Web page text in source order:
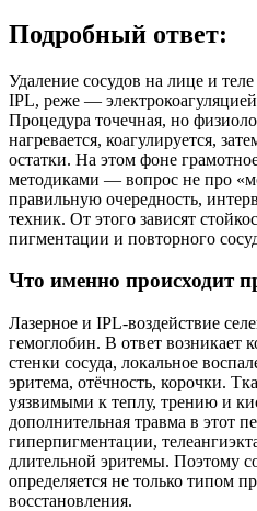
Подробный ответ:
Удаление сосудов на лице и
IPL, реже —
Процедура точечная, но
нагревается, коагулируется,
остатки. На этом фоне
методиками — вопрос не про
правильную очередность,
техник. От этого зависят
пигментации и повторного
Что именно происходит
Лазерное и IPL-воздействие
гемоглобин. В ответ возникает
стенки сосуда, локальное
эритема, отёчность, корочки.
уязвимыми к теплу, трению и
дополнительная травма в этот
гиперпигментации,
длительной эритемы. Поэтому
определяется не только типом
восстановления.